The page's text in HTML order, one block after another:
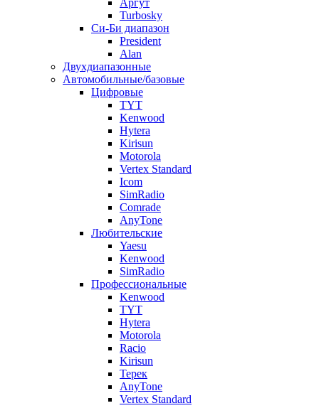
Turbosky
Си-Би диапазон
President
Alan
Двухдиапазонные
Автомобильные/базовые
Цифровые
TYT
Kenwood
Hytera
Kirisun
Motorola
Vertex Standard
Icom
SimRadio
Comrade
AnyTone
Любительские
Yaesu
Kenwood
SimRadio
Профессиональные
Kenwood
TYT
Hytera
Motorola
Racio
Kirisun
Терек
AnyTone
Vertex Standard